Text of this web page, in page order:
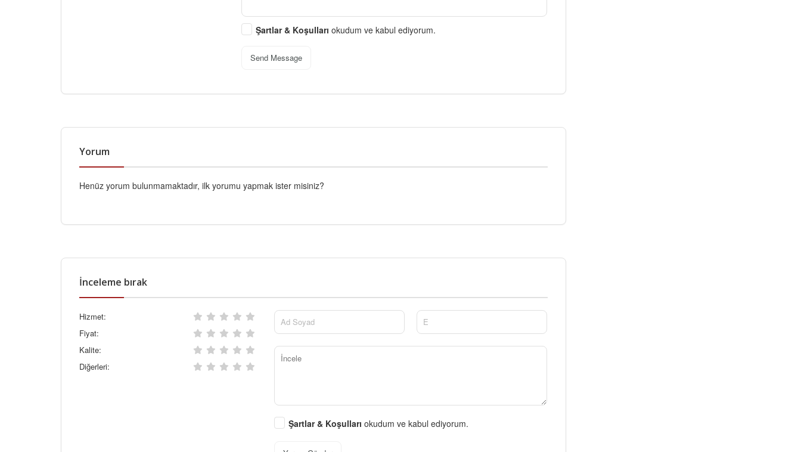
Şartlar & Koşulları okudum ve kabul ediyorum.
Send Message
Yorum
Henüz yorum bulunmamaktadır, ilk yorumu yapmak ister misiniz?
İnceleme bırak
Hizmet:
Fiyat:
Kalite:
Diğerleri:
Şartlar & Koşullarıokudum ve kabul ediyorum.